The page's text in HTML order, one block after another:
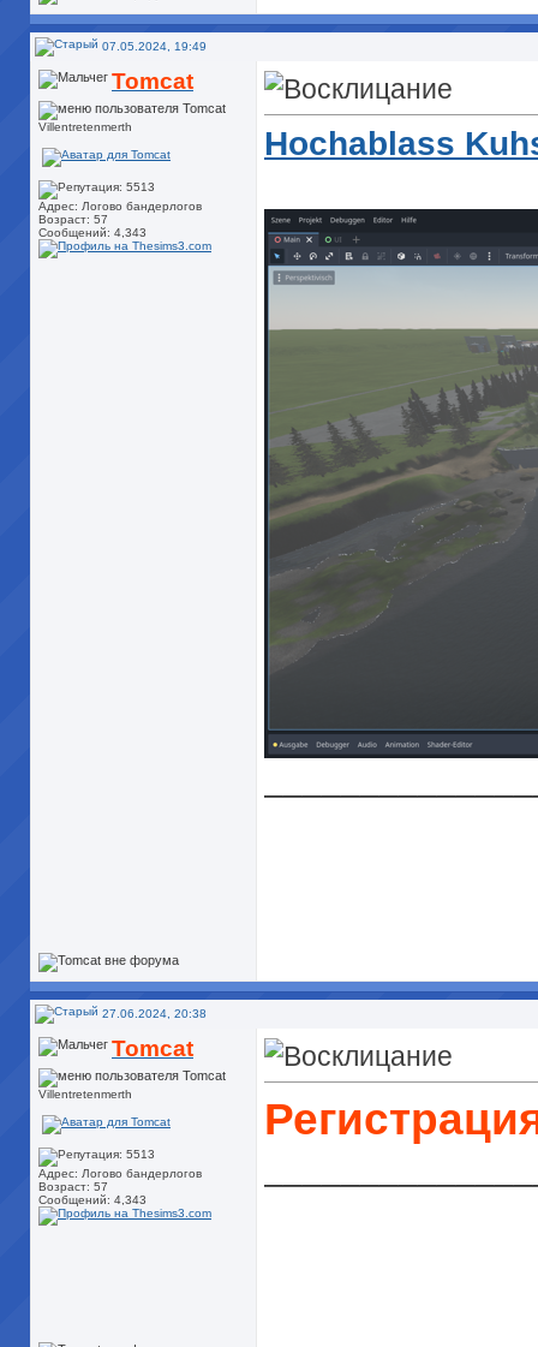
07.05.2024, 19:49
Tomcat
Villentretenmerth
Адрес: Логово бандерлогов
Возраст: 57
Сообщений: 4,343
Hochablass
27.06.2024, 20:38
Tomcat
Villentretenmerth
Адрес: Логово бандерлогов
Возраст: 57
Сообщений: 4,343